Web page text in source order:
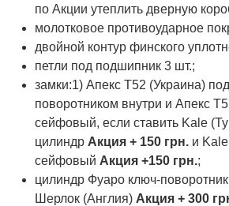
по Акции утеплить дверную
молотковое противоударное
двойной контур финского
петли под подшипник 3 шт.;
замки:1) Апекс Т52 (Украина)
поворотником внутри и Апекс
сейфовый, если ставить Kale
цилиндр Акция + 150 грн. и
сейфовый Акция +150 грн.;
цилиндр Фуаро ключ-
Шерлок (Англия) Акция + 300